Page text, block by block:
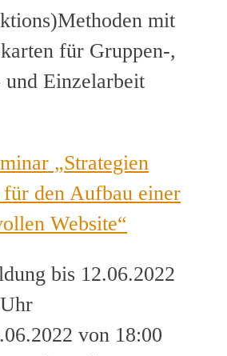
mit
für Gruppen-,
und Einzelarbeit
„Strategien
den Aufbau einer
Website“
bis 12.06.2022
von 18:00